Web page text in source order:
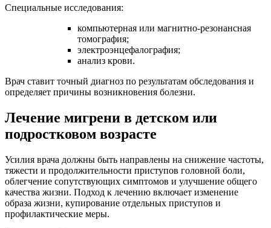
Специальные исследования:
компьютерная или магнитно-резонансная
томография;
электроэнцефалография;
анализ крови.
Врач ставит точный диагноз по результатам обследования и
определяет причины возникновения болезни.
Лечение мигрени в детском или
подростковом возрасте
Усилия врача должны быть направлены на снижение частоты,
тяжести и продолжительности приступов головной боли,
облегчение сопутствующих симптомов и улучшение общего
качества жизни. Подход к лечению включает изменение
образа жизни, купирование отдельных приступов и
профилактические меры.